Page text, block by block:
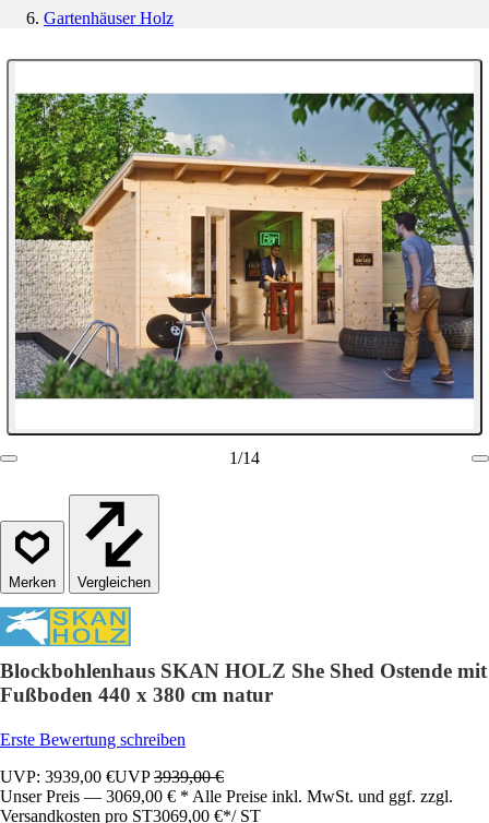
Gartenhäuser Holz
1/14
Vergleichen
Blockbohlenhaus SKAN HOLZ She Shed Ostende mit
Fußboden 440 x 380 cm natur
Erste Bewertung schreiben
UVP: 3939,00 €UVP3939,00 €
Unser Preis — 3069,00 € * Alle Preise inkl. MwSt. und ggf. zzgl.
Versandkosten pro ST3069,00 €*/ ST